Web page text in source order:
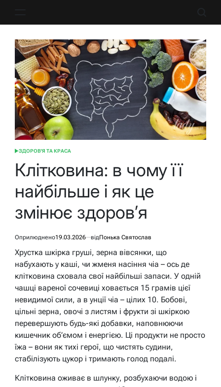
ОПУБЛІКУВАТИ
ЗДОРОВ'Я ТА КРАСА
Клітковина: в чому її
найбільше і як це
змінює здоров’я
Оприлюднено19.03.2026 відПонька Святослав
Хрустка шкірка груші, зерна вівсянки, що
набухають у каші, чи жменя насіння чіа – ось де
клітковина сховала свої найбільші запаси. У одній
чашці вареної сочевиці ховається 15 грамів цієї
невидимої сили, а в унції чіа – цілих 10. Бобові,
цільні зерна, овочі з листям і фрукти зі шкіркою
перевершують будь-які добавки, наповнюючи
кишечник об’ємом і енергією. Ці продукти не просто
їжа – вони як тихі герої, що чистять судини,
стабілізують цукор і тримають голод подалі.
Клітковина оживає в шлунку, розбухаючи водою і